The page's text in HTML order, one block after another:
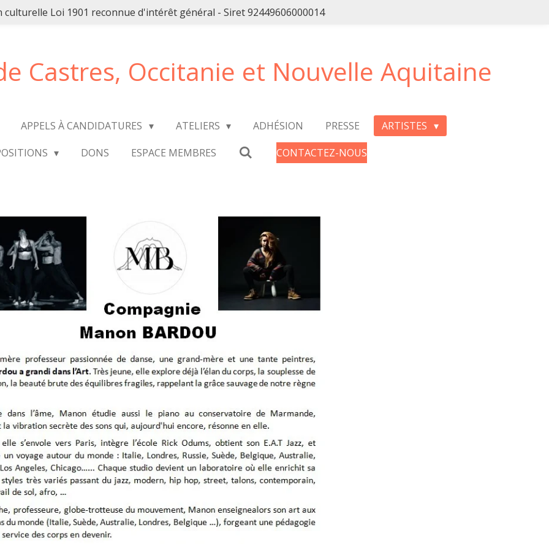
culturelle Loi 1901 reconnue d'intérêt général - Siret 92449606000014
Castres, Occitanie et Nouvelle Aquitaine
APPELS À CANDIDATURES ATELIERS ADHÉSION PRESSE
ARTISTES
DONS ESPACE MEMBRES CONTACTEZ-NOUS